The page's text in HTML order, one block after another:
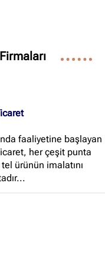
faaliyetine başlayan
her çeşit punta
tel ürünün imalatını